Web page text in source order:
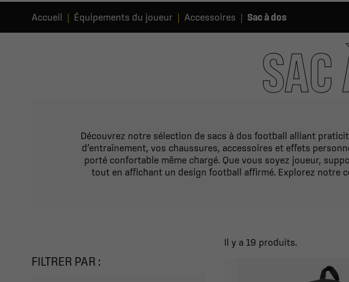
Accueil Équipements du joueur Accessoires Sac à dos
SAC
Découvrez notre sélection de sacs à dos football alliant
d’entraînement, vos chaussures, accessoires et effets
porté confortable même chargé. Que vous soyez joueur,
tout en affichant un design football affirmé. Explorez notre
FILTRER PAR :
Il y a 19 produits.